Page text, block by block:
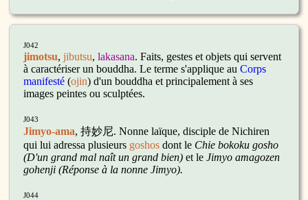
J042
jimotsu,jibutsu,lakasana. Faits, gestes et objets qui servent
à caractériser un bouddha. Le terme s'applique auCorps
manifesté (ojin) d'un bouddha et principalement à ses
images peintes ou sculptées.
J043
Jimyo-ama, 持妙尼.Nonne laïque, disciple de Nichiren
qui lui adressa plusieurs goshos dont le Chie bokoku gosho
(D'un grand mal naît un grand bien)et leJimyo amagozen
gohenji (Réponse à la nonne Jimyo).
J044